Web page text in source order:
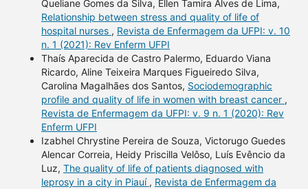
Queliane Gomes da Silva, Ellen Tamira Alves de Lima,
Relationship between stress and quality of life of
hospital nurses , Revista de Enfermagem da UFPI: v. 10
n. 1 (2021): Rev Enferm UFPI
Thaís Aparecida de Castro Palermo, Eduardo Viana
Ricardo, Aline Teixeira Marques Figueiredo Silva,
Carolina Magalhães dos Santos, Sociodemographic
profile and quality of life in women with breast cancer ,
Revista de Enfermagem da UFPI: v. 9 n. 1 (2020): Rev
Enferm UFPI
Izabhel Chrystine Pereira de Souza, Victorugo Guedes
Alencar Correia, Heidy Priscilla Velôso, Luís Evêncio da
Luz, The quality of life of patients diagnosed with
leprosy in a city in Piauí , Revista de Enfermagem da